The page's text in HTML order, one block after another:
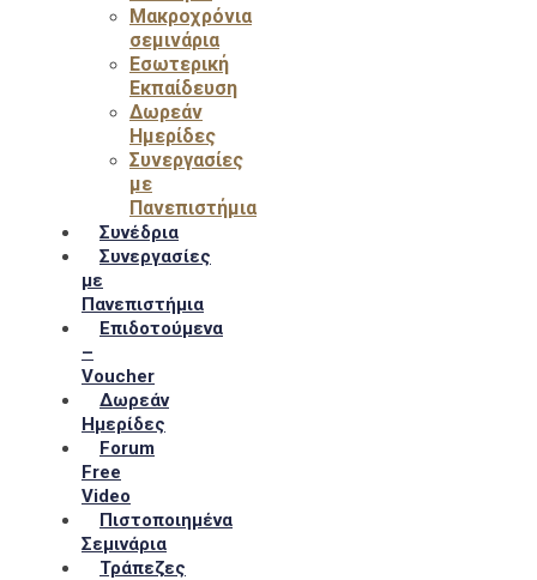
Μακροχρόνια
σεμινάρια
Εσωτερική
Εκπαίδευση
Δωρεάν
Ημερίδες
Συνεργασίες
με
Πανεπιστήμια
Συνέδρια
Συνεργασίες
με
Πανεπιστήμια
Επιδοτούμενα
–
Voucher
Δωρεάν
Ημερίδες
Forum
Free
Video
Πιστοποιημένα
Σεμινάρια
Τράπεζες